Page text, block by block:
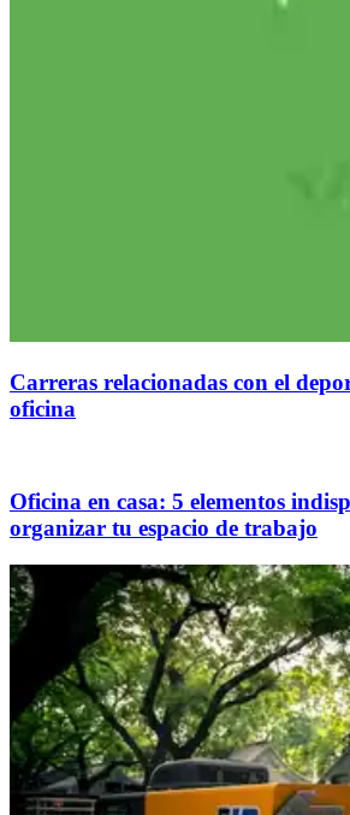
Carreras relacionadas con el
oficina
Oficina en casa: 5 elementos
organizar tu espacio de trabajo